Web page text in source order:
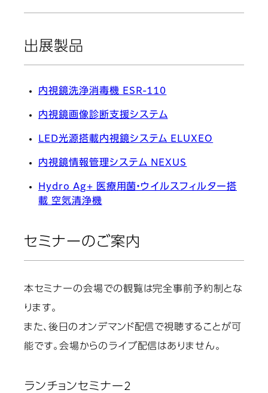
出展製品
内視鏡洗浄消毒機 ESR-110
内視鏡画像診断支援システム
LED光源搭載内視鏡システム ELUXEO
内視鏡情報管理システム NEXUS
Hydro Ag+ 医療用菌・ウイルスフィルター搭
載 空気清浄機
セミナーのご案内
本セミナーの会場での観覧は完全事前予約制とな
ります。
また、後日のオンデマンド配信で視聴することが可
能です。会場からのライブ配信はありません。
ランチョンセミナー2